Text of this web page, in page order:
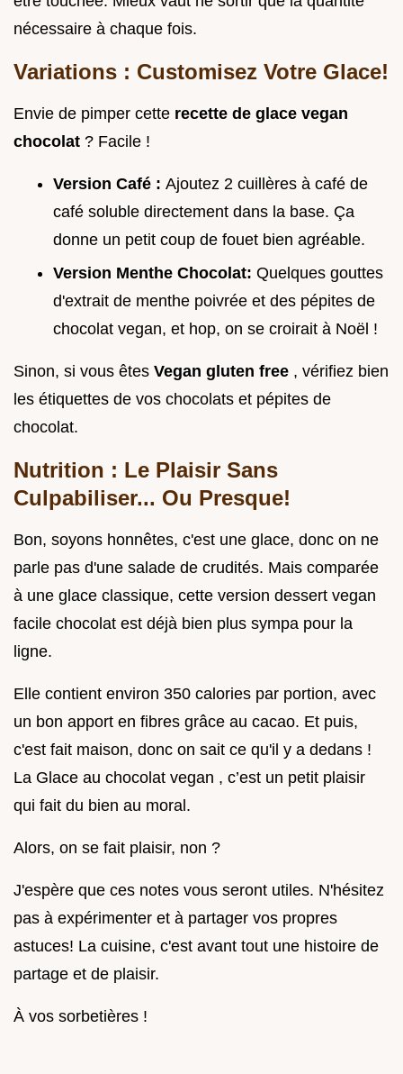
nécessaire à chaque fois.
Variations : Customisez Votre Glace!
Envie de pimper cette recette de glace vegan
chocolat ? Facile !
Version Café : Ajoutez 2 cuillères à café de
café soluble directement dans la base. Ça
donne un petit coup de fouet bien agréable.
Version Menthe Chocolat: Quelques gouttes
d'extrait de menthe poivrée et des pépites de
chocolat vegan, et hop, on se croirait à Noël !
Sinon, si vous êtes Vegan gluten free , vérifiez bien
les étiquettes de vos chocolats et pépites de
chocolat.
Nutrition : Le Plaisir Sans
Culpabiliser... Ou Presque!
Bon, soyons honnêtes, c'est une glace, donc on ne
parle pas d'une salade de crudités. Mais comparée
à une glace classique, cette version dessert vegan
facile chocolat est déjà bien plus sympa pour la
ligne.
Elle contient environ 350 calories par portion, avec
un bon apport en fibres grâce au cacao. Et puis,
c'est fait maison, donc on sait ce qu'il y a dedans !
La Glace au chocolat vegan , c’est un petit plaisir
qui fait du bien au moral.
Alors, on se fait plaisir, non ?
J'espère que ces notes vous seront utiles. N'hésitez
pas à expérimenter et à partager vos propres
astuces! La cuisine, c'est avant tout une histoire de
partage et de plaisir.
À vos sorbetières !